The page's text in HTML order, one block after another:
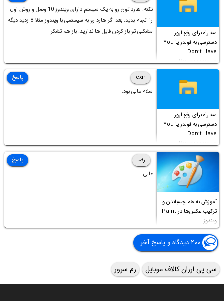
سه راه برای رفع ارور
دسترسی به فولدر یا You
Don’t Have
Permission to
Access this folder
نکته: هارد تون رو به یک سیستم دارای ویندوز 10 وصل و روش اول
را انجام بدید. بعد اگر هارد رو به سیستمی با ویندوز مثلا 8 زدید دیگه
مشکلی تو باز کردن فایل ها ندارید. باز هم تشکر
سه راه برای رفع ارور
دسترسی به فولدر یا You
Don’t Have
Permission to
Access this folder
exir
سلام عالی بود.
پاسخ
آموزش به هم چسباندن و
ترکیب عکس‌ها در Paint
ویندوز
رضا
عالی
پاسخ
۲۰۰ دیدگاه و پاسخ آخر
سی پی ارزان کالاف موبایل رم سرور